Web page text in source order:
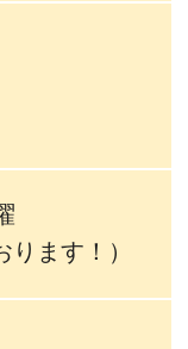
ります！）